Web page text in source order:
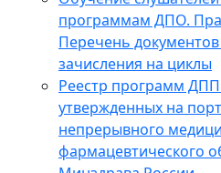
программам ДПО.
Перечень документов
зачисления на циклы
Реестр программ
утвержденных на
непрерывного
фармацевтического